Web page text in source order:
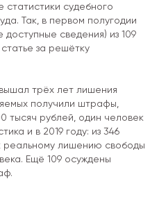
судебного
Так, в первом полугодии
сведения) из 109
за решётку
трёх лет лишения
получили штрафы,
тысяч рублей, один человек
и в 2019 году: из 346
реальному лишению свободы
Ещё 109 осуждены